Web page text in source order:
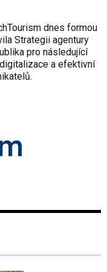
dnes formou
Strategii agentury
pro následující
a efektivní